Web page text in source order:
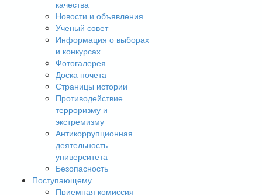
качества
Новости и объявления
Ученый совет
Информация о выборах
и конкурсах
Фотогалерея
Доска почета
Страницы истории
Противодействие
терроризму и
экстремизму
Антикоррупционная
деятельность
университета
Безопасность
Поступающему
Приемная комиссия